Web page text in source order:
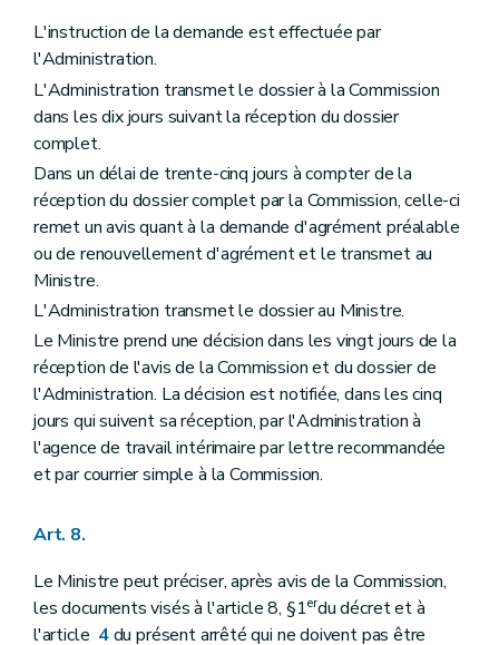
L'instruction de la demande est effectuée par
l'Administration.
L'Administration transmet le dossier à la Commission
dans les dix jours suivant la réception du dossier
complet.
Dans un délai de trente-cinq jours à compter de la
réception du dossier complet par la Commission, celle-ci
remet un avis quant à la demande d'agrément préalable
ou de renouvellement d'agrément et le transmet au
Ministre.
L'Administration transmet le dossier au Ministre.
Le Ministre prend une décision dans les vingt jours de la
réception de l'avis de la Commission et du dossier de
l'Administration. La décision est notifiée, dans les cinq
jours qui suivent sa réception, par l'Administration à
l'agence de travail intérimaire par lettre recommandée
et par courrier simple à la Commission.
Art. 8.
Le Ministre peut préciser, après avis de la Commission,
les documents visés à l'article 8, §1erdu décret et à
l'article 4du présent arrêté qui ne doivent pas être